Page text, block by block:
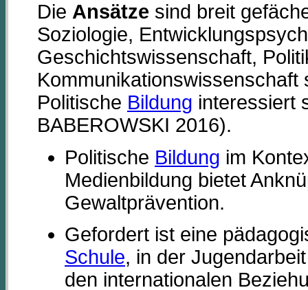
Die Ansätze sind breit
Soziologie,
Geschichtswissenschaft,
Kommunikationswissenschaft
Politische Bildung interessiert
BABEROWSKI 2016).
Politische Bildung im
Medienbildung bietet
Gewaltprävention.
Gefordert ist eine
Schule, in der
den internationalen